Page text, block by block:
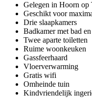
Gelegen in Hoorn op
Geschikt voor
Drie slaapkamers
Badkamer met bad
Twee aparte toiletten
Ruime woonkeuken
Gassfeerhaard
Vloerverwarming
Gratis wifi
Omheinde tuin
Kindvriendelijk